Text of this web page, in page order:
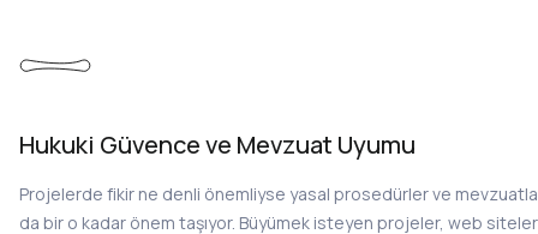
Hukuki Güvence ve Mevzuat Uyumu
Projelerde fikir ne denli önemliyse yasal prosedürler ve
da bir o kadar önem taşıyor. Büyümek isteyen projeler, web